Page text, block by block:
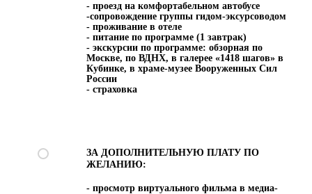
- проезд на комфортабельном автобусе
-сопровождение группы гидом-эксурсоводом
- проживание в отеле
- питание по программе (1 завтрак)
- экскурсии по программе: обзорная по
Москве, по ВДНХ, в галерее «1418 шагов» в
Кубинке, в храме-музее Вооруженных Сил
России
- страховка
ЗА ДОПОЛНИТЕЛЬНУЮ ПЛАТУ ПО
ЖЕЛАНИЮ:
- просмотр виртуального фильма в медиа-